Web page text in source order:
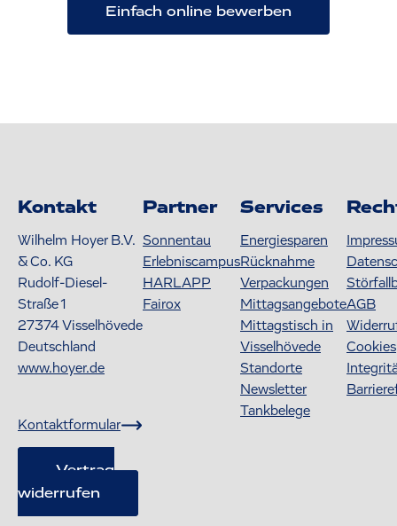
Einfach online bewerben
Kontakt
Wilhelm Hoyer B.V.
& Co. KG
Rudolf-Diesel-
Straße 1
27374Visselhövede
Deutschland
www.hoyer.de
Kontaktformular
Vertrag
widerrufen
Partner
Sonnentau
Erlebniscampus
HARLAPP
Fairox
Services
Energiesparen
Rücknahme
Verpackungen
Mittagsangebote
Mittagstisch in
Visselhövede
Standorte
Newsletter
Tankbelege
AGB
Cookies